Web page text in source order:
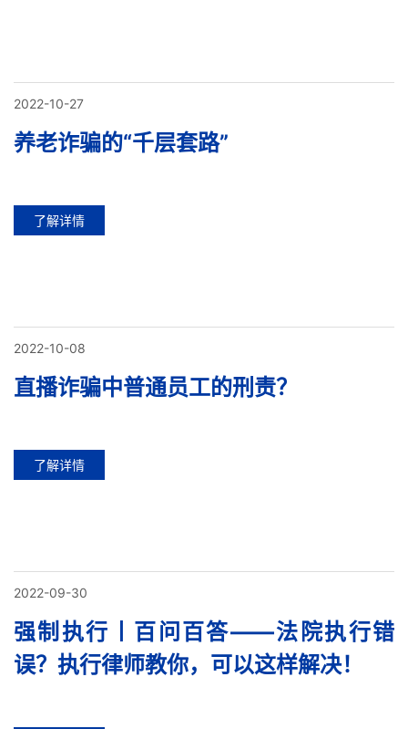
2022-10-27
养老诈骗的“千层套路”
了解详情
2022-10-08
直播诈骗中普通员工的刑责？
了解详情
2022-09-30
强制执行丨百问百答——法院执行错
误？执行律师教你，可以这样解决！